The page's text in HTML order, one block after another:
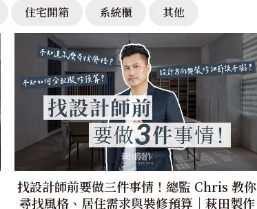
住宅開箱 系統櫃 其他
找設計師前要做三件事情！總監 Chris 教你
尋找風格、居住需求與裝修預算｜萩田製作